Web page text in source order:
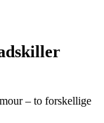
– to forskellige